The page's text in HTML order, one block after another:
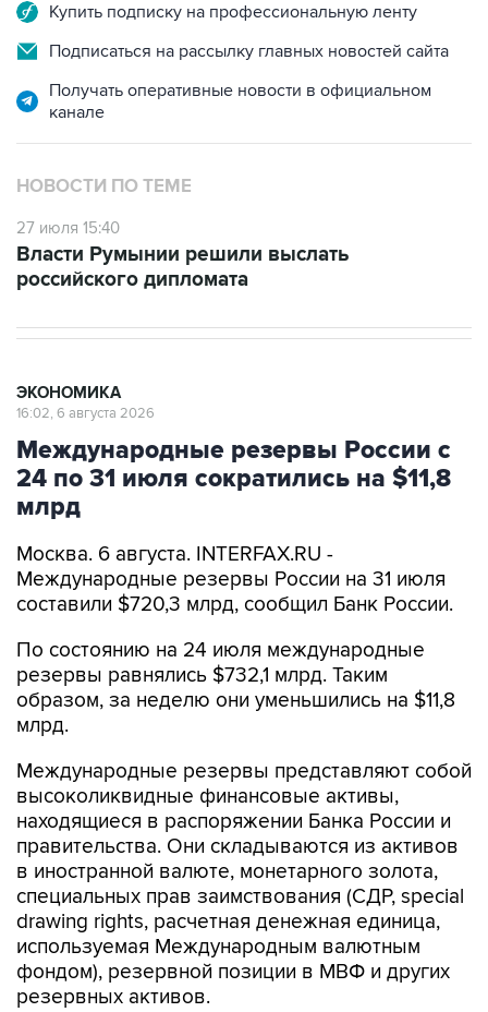
Купить подписку на профессиональную ленту
Подписаться на рассылку главных новостей сайта
Получать оперативные новости в официальном
канале
НОВОСТИ ПО ТЕМЕ
27 июля 15:40
Власти Румынии решили выслать
российского дипломата
ЭКОНОМИКА
16:02, 6 августа 2026
Международные резервы России с
24 по 31 июля сократились на $11,8
млрд
Москва. 6 августа. INTERFAX.RU -
Международные резервы России на 31 июля
составили $720,3 млрд, сообщил Банк России.
По состоянию на 24 июля международные
резервы равнялись $732,1 млрд. Таким
образом, за неделю они уменьшились на $11,8
млрд.
Международные резервы представляют собой
высоколиквидные финансовые активы,
находящиеся в распоряжении Банка России и
правительства. Они складываются из активов
в иностранной валюте, монетарного золота,
специальных прав заимствования (СДР, special
drawing rights, расчетная денежная единица,
используемая Международным валютным
фондом), резервной позиции в МВФ и других
резервных активов.